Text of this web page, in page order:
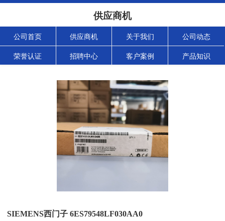
供应商机
公司首页 供应商机 关于我们 公司动态
荣誉认证 招聘中心 客户案例 产品知识
SIEMENS西门子 6ES79548LF030AA0